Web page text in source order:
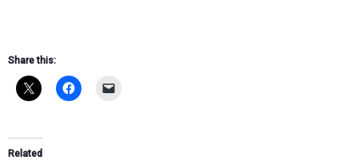
Share this:
Related